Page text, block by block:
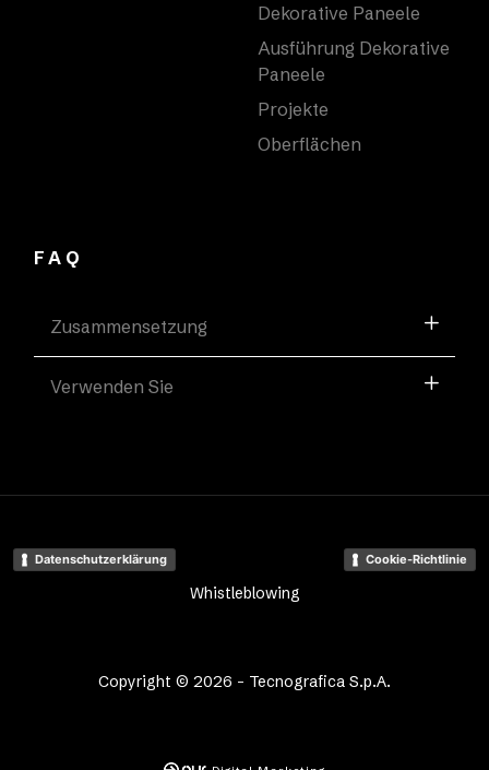
Dekorative Paneele
Ausführung Dekorative
Paneele
Projekte
Oberflächen
FAQ
Zusammensetzung
Verwenden Sie
Copyright © 2026 - Tecnografica S.p.A.
Datenschutzerklärung Cookie-Richtlinie
Whistleblowing